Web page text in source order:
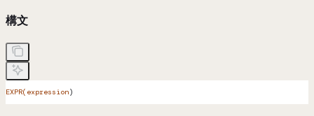
構文
EXPR(expression)